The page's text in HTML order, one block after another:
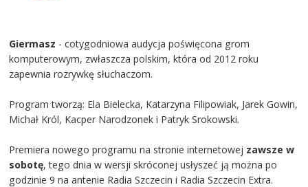
Giermasz - cotygodniowa audycja poświęcona grom
komputerowym, zwłaszcza polskim, która od 2012 roku
zapewnia rozrywkę słuchaczom.
Program tworzą: Ela Bielecka, Katarzyna Filipowiak, Jarek Gowin,
Michał Król, Kacper Narodzonek i Patryk Srokowski.
Premiera nowego programu na stronie internetowej zawsze w
sobotę, tego dnia w wersji skróconej usłyszeć ją można po
godzinie 9 na antenie Radia Szczecin i Radia Szczecin Extra.